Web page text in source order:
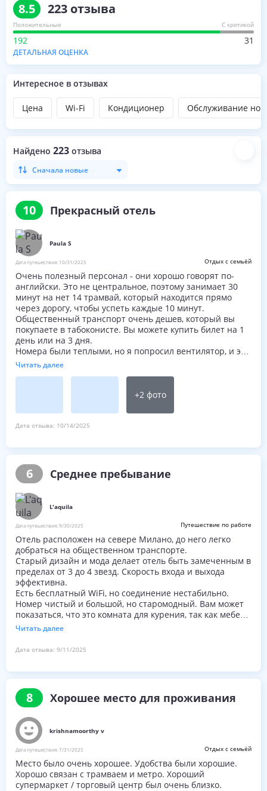
8.5 223 отзыва
Положительные С критикой
192 31
ДЕТАЛЬНАЯ ОЦЕНКА
Интересное в отзывах
Цена Wi-Fi Кондиционер Обслуживание
Найдено 223 отзыва
Сначала новые
10 Прекрасный отель
Paula S
Дата путешествия: 10/31/2025 Отдых с семьёй
Очень полезный персонал - они хорошо говорят по-
английски. Это не центральное, поэтому занимает 30
минут на нет 14 трамвай, который находится прямо
через дорогу, чтобы успеть каждые 10 минут.
Общественный транспорт очень дешев, который вы
покупаете в табоконисте. Вы можете купить билет на 1
день или на 3 дня.
Номера были теплыми, но я попросил вентилятор, и это
было принято в мой номер .
У меня была одноместная комната, а у родителей -
самообслуживание для всего.
Бутилированная вода в номере предоставляется
tv на многих языках.
улицу - все были хорошей едой - дешевле, чем еда в
городе и хорошо для, когда вы ждете такси домой.
Все отели очень чистые, туалеты в лобби. Есть
компьютеры для использования Интернета, но я не
использовал их, так что не знаю цену.
Джанлука был очень полезным и доступным ничто не
было слишком много проблем и его английский
превосходный
Читать далее
+2фото
Дата отзыва: 10/14/2025
6 Среднее пребывание
L'aquila
Дата путешествия:9/30/2025 Путешествие по работе
Отель расположен на севере Милано, до него легко
добраться на общественном транспорте.
Старый дизайн и мода делает отель быть замеченным в
пределах от 3 до 4 звезд. Скорость входа и выхода
эффективна.
Есть бесплатный WiFi, но соединение нестабильно.
Номер чистый и большой, но старомодный. Вам может
показаться, что это комната для курения, так как мебель
и спальня хранят историю лет.
Завтрак подается для всех ботаников на 6 этаже.
Предлагаю на короткие и деловые случаи.
Читать далее
Дата отзыва: 9/11/2025
8 Хорошее место для проживания
krishnamoorthy v
Дата путешествия:7/31/2025 Отдых с семьёй
Место было очень хорошее. Удобства были хорошие.
Хорошо связан с трамваем и метро. Хороший
супермаркет / торговый центр был очень близко.